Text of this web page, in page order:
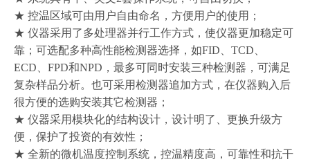
★ 控温区域可由用户自由命名，方便用户的使用；
★ 仪器采用了多处理器并行工作方式，使仪器更加稳定可
靠；可选配多种高性能检测器选择，如FID、TCD、
ECD、FPD和NPD，最多可同时安装三种检测器，可满足
复杂样品分析。也可采用检测器追加方式，在仪器购入后
很方便的选购安装其它检测器；
★ 仪器采用模块化的结构设计，设计明了、更换升级方
便，保护了投资的有效性；
★ 全新的微机温度控制系统，控温精度高，可靠性和抗干